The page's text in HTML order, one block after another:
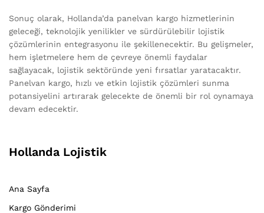
Sonuç olarak, Hollanda’da panelvan kargo hizmetlerinin
geleceği, teknolojik yenilikler ve sürdürülebilir lojistik
çözümlerinin entegrasyonu ile şekillenecektir. Bu gelişmeler,
hem işletmelere hem de çevreye önemli faydalar
sağlayacak, lojistik sektöründe yeni fırsatlar yaratacaktır.
Panelvan kargo, hızlı ve etkin lojistik çözümleri sunma
potansiyelini artırarak gelecekte de önemli bir rol oynamaya
devam edecektir.
Hollanda Lojistik
Ana Sayfa
Kargo Gönderimi